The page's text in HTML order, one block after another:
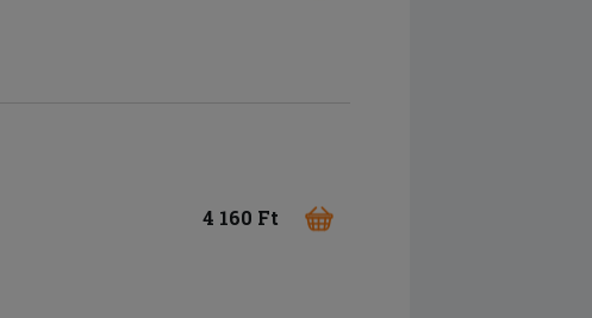
4 160 Ft